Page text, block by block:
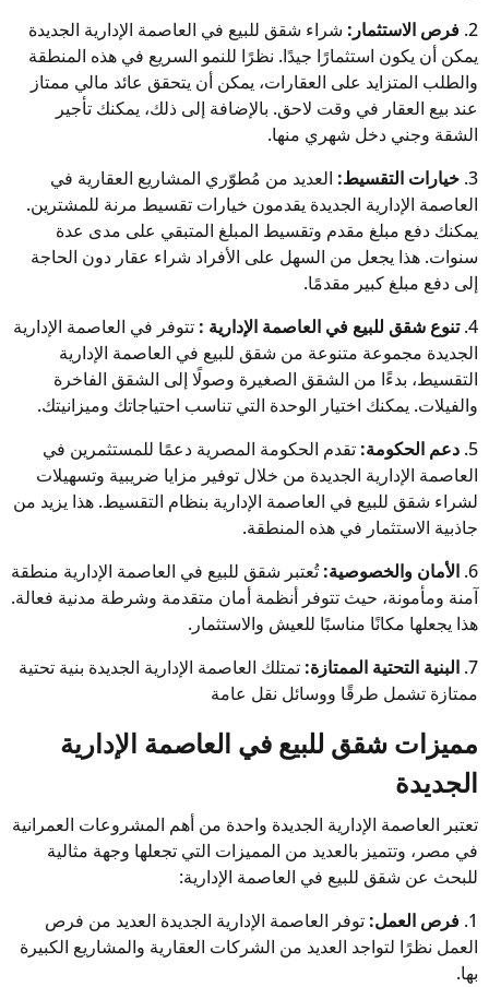
2. فرص الاستثمار: شراء شقق للبيع في العاصمة الإدارية الجديدة
يمكن أن يكون استثمارًا جيدًا. نظرًا للنمو السريع في هذه المنطقة
والطلب المتزايد على العقارات، يمكن أن يتحقق عائد مالي ممتاز
عند بيع العقار في وقت لاحق. بالإضافة إلى ذلك، يمكنك تأجير
الشقة وجني دخل شهري منها.
3. خيارات التقسيط: العديد من مُطوّري المشاريع العقارية في
العاصمة الإدارية الجديدة يقدمون خيارات تقسيط مرنة للمشترين.
يمكنك دفع مبلغ مقدم وتقسيط المبلغ المتبقي على مدى عدة
سنوات. هذا يجعل من السهل على الأفراد شراء عقار دون الحاجة
إلى دفع مبلغ كبير مقدمًا.
4. تنوع شقق للبيع في العاصمة الإدارية : تتوفر في العاصمة الإدارية
الجديدة مجموعة متنوعة من شقق للبيع في العاصمة الإدارية
التقسيط، بدءًا من الشقق الصغيرة وصولًا إلى الشقق الفاخرة
والفيلات. يمكنك اختيار الوحدة التي تناسب احتياجاتك وميزانيتك.
5. دعم الحكومة: تقدم الحكومة المصرية دعمًا للمستثمرين في
العاصمة الإدارية الجديدة من خلال توفير مزايا ضريبية وتسهيلات
لشراء شقق للبيع في العاصمة الإدارية بنظام التقسيط. هذا يزيد من
جاذبية الاستثمار في هذه المنطقة.
6. الأمان والخصوصية:تُعتبر شقق للبيع في العاصمة الإدارية منطقة
آمنة ومأمونة، حيث تتوفر أنظمة أمان متقدمة وشرطة مدنية فعالة.
هذا يجعلها مكانًا مناسبًا للعيش والاستثمار.
7. البنية التحتية الممتازة: تمتلك العاصمة الإدارية الجديدة بنية تحتية
ممتازة تشمل طرقًا ووسائل نقل عامة
مميزات شقق للبيع في العاصمة الإدارية
الجديدة
تعتبر العاصمة الإدارية الجديدة واحدة من أهم المشروعات العمرانية
في مصر، وتتميز بالعديد من المميزات التي تجعلها وجهة مثالية
للبحث عن شقق للبيع في العاصمة الإدارية:
1. فرص العمل: توفر العاصمة الإدارية الجديدة العديد من فرص
العمل نظرًا لتواجد العديد من الشركات العقارية والمشاريع الكبيرة
بها.